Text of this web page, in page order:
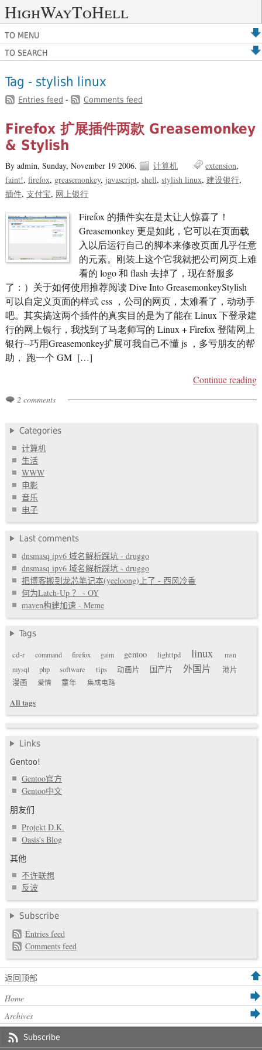
HighWayToHell
TO MENU
TO SEARCH
Tag - stylish linux
Entries feed - Comments feed
Firefox 扩展插件两款 Greasemonkey
& Stylish
By admin, Sunday, November 19 2006. 计算机
extension
faint! firefox greasemonkey javascript shell stylish linux 建设银行
插件 支付宝 网上银行
Firefox 的插件实在是太让人惊喜了！
Greasemonkey 更是如此，它可以在页面载
入以后运行自己的脚本来修改页面几乎任意
的元素。刚装上这个它我就把公司网页上难
看的 logo 和 flash 去掉了，现在舒服多
了：）关于如何使用推荐阅读 Dive Into GreasemonkeyStylish
可以自定义页面的样式 css ，公司的网页，太难看了，动动手
吧。其实搞这两个插件的真实目的是为了能在 Linux 下登录建
行的网上银行，我找到了马老师写的 Linux + Firefox 登陆网上
银行--巧用Greasemonkey扩展可我自己不懂 js ，多亏朋友的帮
助， 跑一个 GM […]
Continue reading
2 comments
Categories
计算机
生活
WWW
电影
音乐
电子
Last comments
dnsmasq ipv6 域名解析踩坑 - druggo
dnsmasq ipv6 域名解析踩坑 - druggo
把博客搬到龙芯笔记本(yeeloong)上了 - 西风冷香
何为Latch-Up ？ - OY
maven构建加速 - Meme
Tags
cd-r
command firefox gaim gentoo lighttpd linux
msn
mysql
php software tips 动画片 国产片 外国片
港片
漫画
爱情 童年 集成电路
All tags
Links
Gentoo!
Gentoo官方
Gentoo中文
朋友们
Projekt D.K.
Oasis's Blog
其他
不许联想
反波
Subscribe
Entries feed
Comments feed
返回顶部
Home
Archives
Subscribe